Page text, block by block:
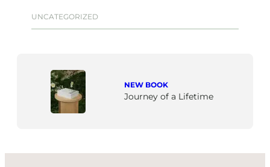
UNCATEGORIZED
NEW BOOK
Journey of a Lifetime